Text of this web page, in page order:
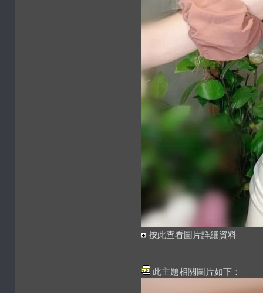
按此查看圖片詳細資料
此主題相關圖片如下：